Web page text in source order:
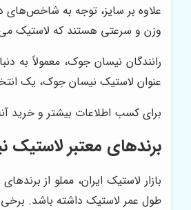
وزن و سرعتی هستند که لاستیک
عنوان لاستیک نیسان جوک، یک
برای کسب اطلاعات بیشتر و خرید
برندهای معتبر لاستیک
بازار لاستیک ایران، مملو از
طول عمر لاستیک داشته باشد. برخی